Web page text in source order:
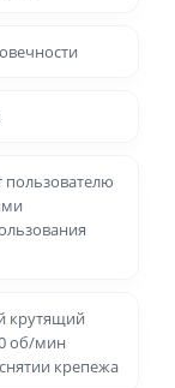
пользователю
крутящий
об/мин
крепежа